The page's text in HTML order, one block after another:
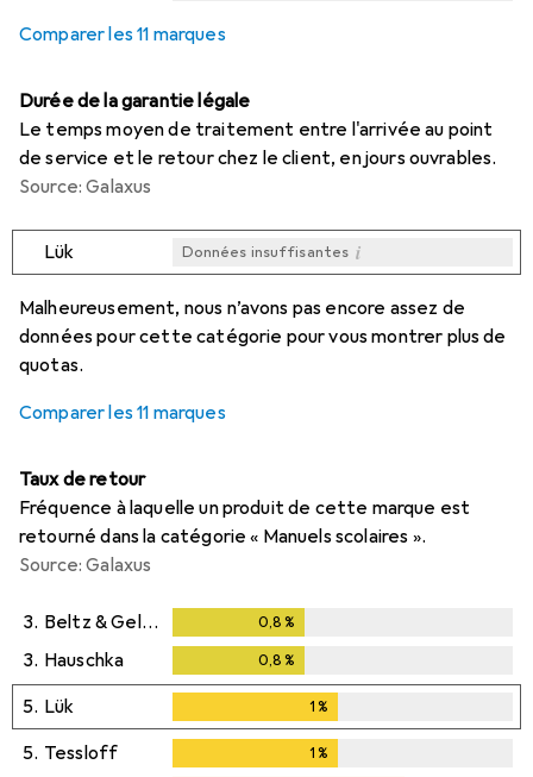
Comparer les 11 marques
Durée de la garantie légale
Le temps moyen de traitement entre l'arrivée au point
de service et le retour chez le client, en jours ouvrables.
Source: Galaxus
Lük Données insuffisantes i
Malheureusement, nous n’avons pas encore assez de
données pour cette catégorie pour vous montrer plus de
quotas.
Comparer les 11 marques
Taux de retour
Fréquence à laquelle un produit de cette marque est
retourné dans la catégorie « Manuels scolaires ».
Source: Galaxus
3. Beltz & Gelberg 0,8%
3. Hauschka 0,8%
5. Lük 1%
5. Tessloff 1%